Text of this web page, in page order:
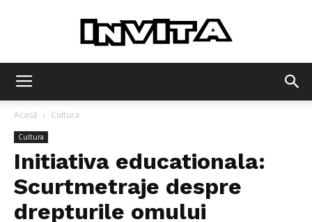
Acasă Cultura
Cultura
Initiativa educationala:
Scurtmetraje despre
drepturile omului